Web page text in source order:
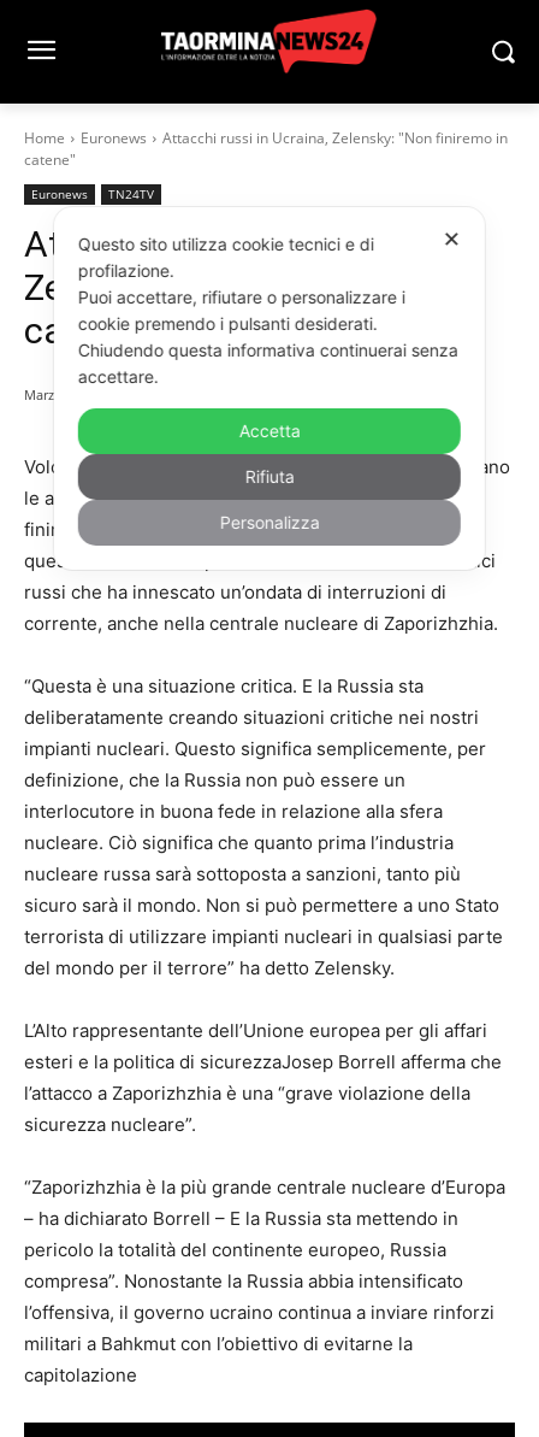
Home Euronews
Attacchi russi in Ucraina, Zelensky: "Non finiremo in
catene"
Euronews TN24TV
Attacchi russi in Ucraina,
Zelensky: “Non finiremo in
catene”
Marzo 10, 2023
Volodymyr Zelensky afferma che “per quanto infide siano
le azioni della Russia, l’Ucraina e il suo popolo non
finiranno in catene”. Il presidente ucraino ha rilasciato
questo commento dopo una serie di attacchi missilistici
russi che ha innescato un’ondata di interruzioni di
corrente, anche nella centrale nucleare di Zaporizhzhia.
“Questa è una situazione critica. E la Russia sta
deliberatamente creando situazioni critiche nei nostri
impianti nucleari. Questo significa semplicemente, per
definizione, che la Russia non può essere un
interlocutore in buona fede in relazione alla sfera
nucleare. Ciò significa che quanto prima l’industria
nucleare russa sarà sottoposta a sanzioni, tanto più
sicuro sarà il mondo. Non si può permettere a uno Stato
terrorista di utilizzare impianti nucleari in qualsiasi parte
del mondo per il terrore” ha detto Zelensky.
L’Alto rappresentante dell’Unione europea per gli affari
esteri e la politica di sicurezzaJosep Borrell afferma che
l’attacco a Zaporizhzhia è una “grave violazione della
sicurezza nucleare”.
“Zaporizhzhia è la più grande centrale nucleare d’Europa
– ha dichiarato Borrell – E la Russia sta mettendo in
pericolo la totalità del continente europeo, Russia
compresa”. Nonostante la Russia abbia intensificato
l’offensiva, il governo ucraino continua a inviare rinforzi
militari a Bahkmut con l’obiettivo di evitarne la
capitolazione
✕
Questo sito utilizza cookie tecnici e di
profilazione.
Puoi accettare, rifiutare o personalizzare i
cookie premendo i pulsanti desiderati.
Chiudendo questa informativa continuerai senza
accettare.
Accetta
Rifiuta
Personalizza